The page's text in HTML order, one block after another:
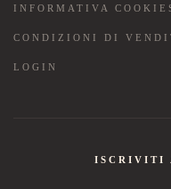
INFORMATIVA
CONDIZIONI DI
LOGIN
ISCRIVITI